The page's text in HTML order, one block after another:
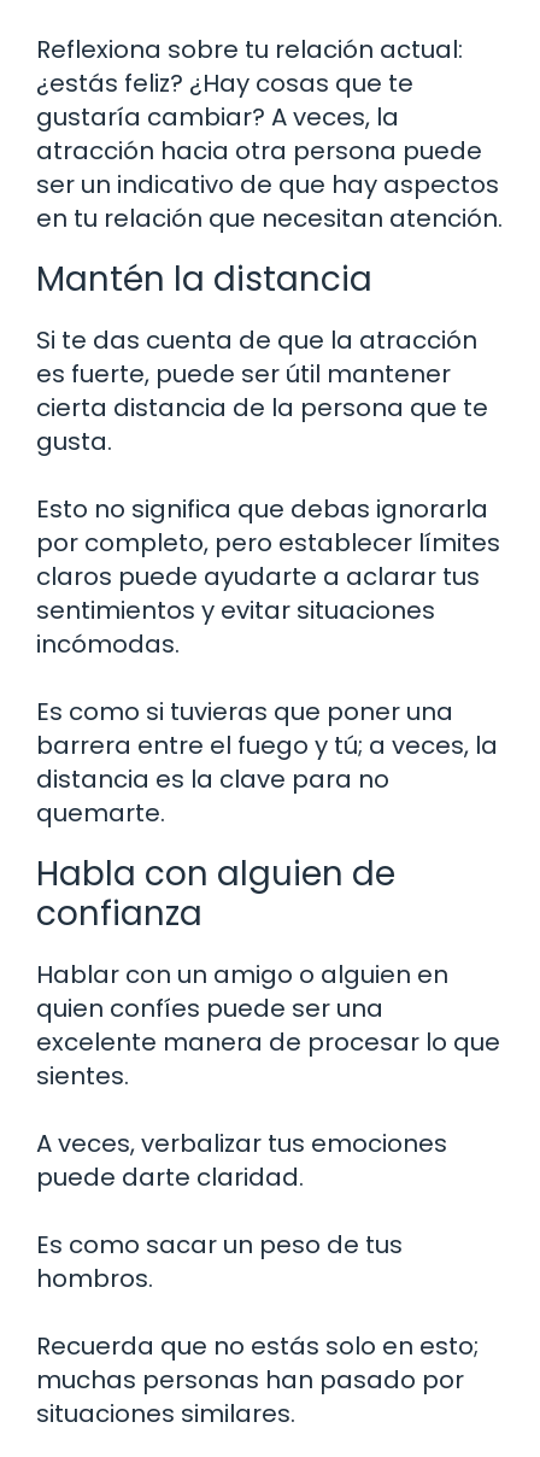
Reflexiona sobre tu relación actual:
¿estás feliz? ¿Hay cosas que te
gustaría cambiar? A veces, la
atracción hacia otra persona puede
ser un indicativo de que hay aspectos
en tu relación que necesitan atención.
Mantén la distancia
Si te das cuenta de que la atracción
es fuerte, puede ser útil mantener
cierta distancia de la persona que te
gusta.
Esto no significa que debas ignorarla
por completo, pero establecer límites
claros puede ayudarte a aclarar tus
sentimientos y evitar situaciones
incómodas.
Es como si tuvieras que poner una
barrera entre el fuego y tú; a veces, la
distancia es la clave para no
quemarte.
Habla con alguien de
confianza
Hablar con un amigo o alguien en
quien confíes puede ser una
excelente manera de procesar lo que
sientes.
A veces, verbalizar tus emociones
puede darte claridad.
Es como sacar un peso de tus
hombros.
Recuerda que no estás solo en esto;
muchas personas han pasado por
situaciones similares.